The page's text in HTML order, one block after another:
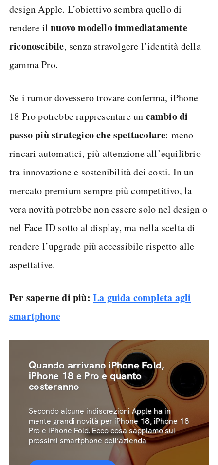
design Apple. L’obiettivo sembra quello di
rendere ilnuovo modello immediatamente
riconoscibile, senza stravolgere l’identità della
gamma Pro.
Se i rumor dovessero trovare conferma, iPhone
18 Pro potrebbe rappresentare un cambio di
passo più strategico che spettacolare: meno
rincari automatici, più attenzione all’equilibrio
tra innovazione e sostenibilità dei costi. In un
mercato premium sempre più competitivo, la
vera novità potrebbe non essere solo nel design o
nel Face ID sotto al display, ma nella scelta di
rendere l’upgrade più accessibile rispetto alle
aspettative.
Per saperne di più: La guida completa agli
smartphone
Quando arrivano iPhone Fold,
iPhone 18 e Pro e quanto
costeranno
Secondo alcune indiscrezioni Apple ha in
mente grandi novità per iPhone 18, iPhone 18
Pro e iPhone Fold. Ecco cosa sappiamo sui
prossimi smartphone dell’azienda